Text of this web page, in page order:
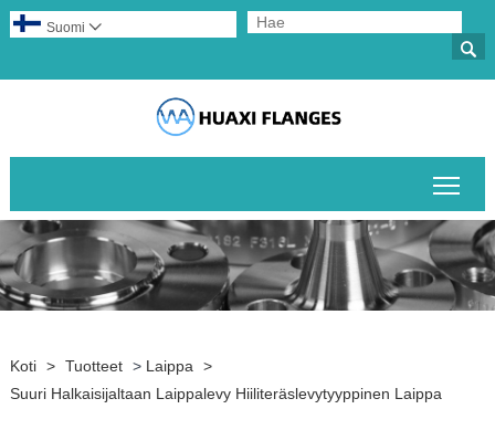

Suomi 
Koti > Tuotteet > Laippa
>
Suuri Halkaisijaltaan Laippalevy Hiiliteräslevytyyppinen Laippa